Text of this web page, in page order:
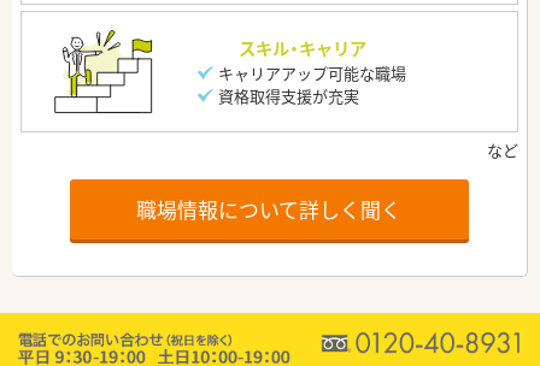
スキル・キャリア
キャリアアップ可能な職場
資格取得支援が充実
職場情報について詳しく聞く